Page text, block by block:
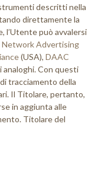
descritti nella
direttamente la
l’Utente può avvalersi
Network Advertising
(USA), DAAC
analoghi. Con questi
tracciamento della
Il Titolare, pertanto,
in aggiunta alle
Titolare del